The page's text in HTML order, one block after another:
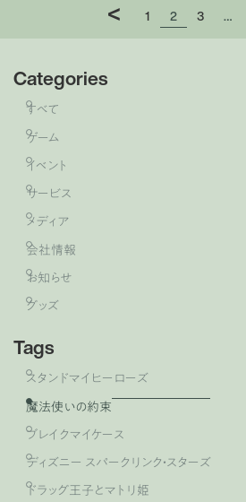
Categories
すべて
ゲーム
イベント
サービス
メディア
会社情報
お知らせ
グッズ
Tags
スタンドマイヒーローズ
魔法使いの約束
ブレイクマイケース
ディズニー スパークリンク・スターズ
ドラッグ王子とマトリ姫
< 1 2 3 …